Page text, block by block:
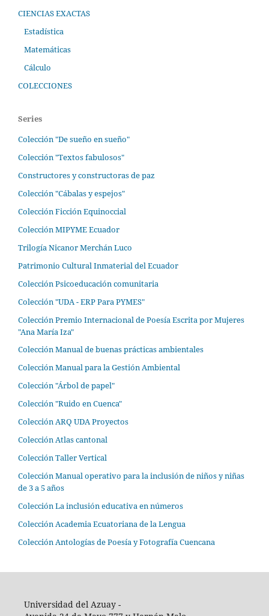
CIENCIAS EXACTAS
Estadística
Matemáticas
Cálculo
COLECCIONES
Series
Colección "De sueño en sueño"
Colección "Textos fabulosos"
Constructores y constructoras de paz
Colección "Cábalas y espejos"
Colección Ficción Equinoccial
Colección MIPYME Ecuador
Trilogía Nicanor Merchán Luco
Patrimonio Cultural Inmaterial del Ecuador
Colección Psicoeducación comunitaria
Colección "UDA - ERP Para PYMES"
Colección Premio Internacional de Poesía Escrita por Mujeres
"Ana María Iza"
Colección Manual de buenas prácticas ambientales
Colección Manual para la Gestión Ambiental
Colección "Árbol de papel"
Colección "Ruido en Cuenca"
Colección ARQ UDA Proyectos
Colección Atlas cantonal
Colección Taller Vertical
Colección Manual operativo para la inclusión de niños y niñas
de 3 a 5 años
Colección La inclusión educativa en números
Colección Academia Ecuatoriana de la Lengua
Colección Antologías de Poesía y Fotografía Cuencana
Universidad del Azuay -